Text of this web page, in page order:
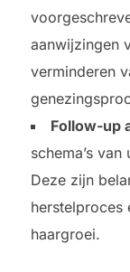
aanwijzingen
verminderen
Follow-up
schema’s
Deze zijn
herstelproces
haargroei.